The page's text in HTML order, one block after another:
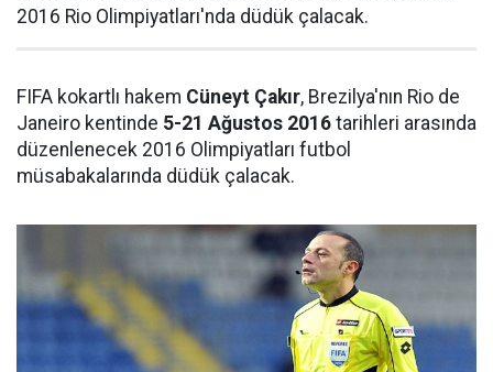
2016 Rio Olimpiyatları'nda düdük çalacak.
FIFA kokartlı hakem Cüneyt Çakır, Brezilya'nın Rio de
Janeiro kentinde 5-21 Ağustos 2016 tarihleri arasında
düzenlenecek 2016 Olimpiyatları futbol
müsabakalarında düdük çalacak.